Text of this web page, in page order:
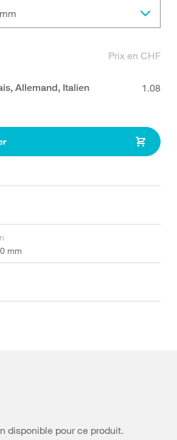
Prix en CHF
Allemand, Italien 1.08
mm
disponible pour ce produit.